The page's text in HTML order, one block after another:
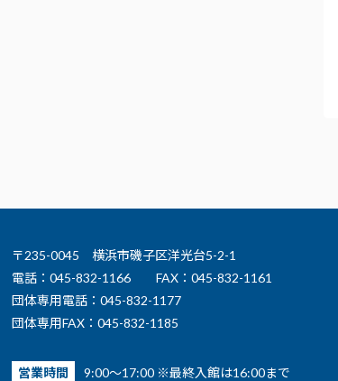
〒235-0045 横浜市磯子区洋光台5-2-1
電話：045-832-1166
FAX：045-832-1161
団体専用電話：045-832-1177
団体専用FAX：045-832-1185
営業時間 9:00～17:00 ※最終入館は16:00まで